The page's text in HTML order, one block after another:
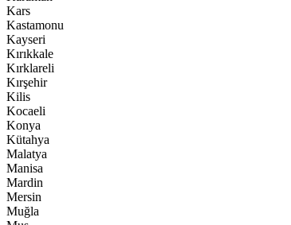
Kars
Kastamonu
Kayseri
Kırıkkale
Kırklareli
Kırşehir
Kilis
Kocaeli
Konya
Kütahya
Malatya
Manisa
Mardin
Mersin
Muğla